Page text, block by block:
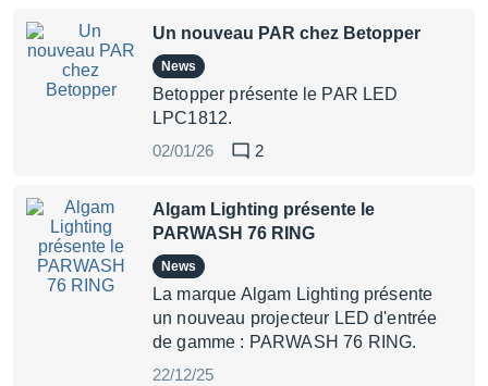
Un nouveau PAR chez Betopper
News
Betopper présente le PAR LED
LPC1812.
02/01/26
2
Algam Lighting présente le
PARWASH 76 RING
News
La marque Algam Lighting présente
un nouveau projecteur LED d'entrée
de gamme : PARWASH 76 RING.
22/12/25